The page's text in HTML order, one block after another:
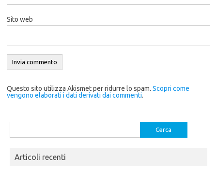
Sito web
Questo sito utilizza Akismet per ridurre lo spam. Scopri come
vengono elaborati i dati derivati dai commenti.
per:
Articoli recenti